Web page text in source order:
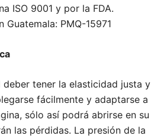
ISO 9001 y por la FDA.
Guatemala: PMQ-15971
deber tener la elasticidad justa y
fácilmente y adaptarse a
sólo así podrá abrirse en su
las pérdidas. La presión de la